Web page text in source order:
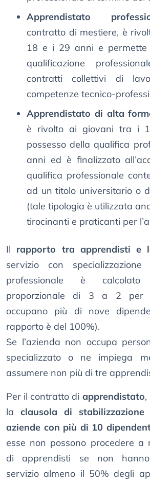
Apprendistato
contratto di mestiere, è
18 e i 29 anni e permette
qualificazione
contratti collettivi di
competenze tecnico-
Apprendistato di alta
è rivolto ai giovani tra i
possesso della qualifica
anni ed è finalizzato
qualifica professionale
ad un titolo universitario o
(tale tipologia è utilizzata
tirocinanti e praticanti per
Il rapporto tra apprendisti e
servizio con specializzazione
professionale è
proporzionale di 3 a 2 per
occupano più di nove
rapporto è del 100%).
Se l’azienda non occupa
specializzato o ne impiega
assumere non più di tre
Per il contratto di apprendistato,
la clausola di stabilizzazione
aziende con più di 10
esse non possono procedere a
di apprendisti se non
servizio almeno il 50% degli